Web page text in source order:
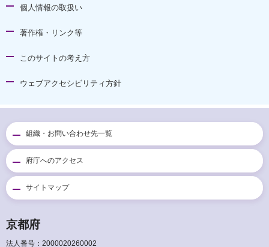
個人情報の取扱い
著作権・リンク等
このサイトの考え方
ウェブアクセシビリティ方針
組織・お問い合わせ先一覧
府庁へのアクセス
サイトマップ
京都府
法人番号：2000020260002